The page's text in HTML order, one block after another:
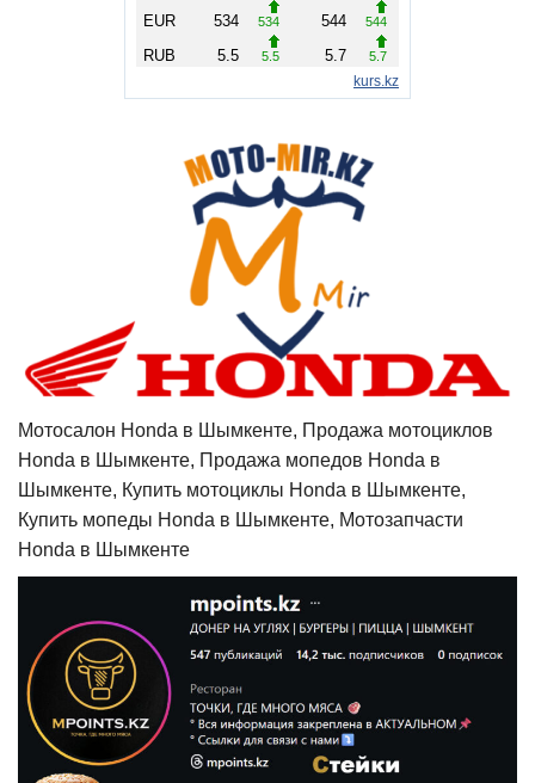
Мотосалон Honda в Шымкенте, Продажа мотоциклов
Honda в Шымкенте, Продажа мопедов Honda в
Шымкенте, Купить мотоциклы Honda в Шымкенте,
Купить мопеды Honda в Шымкенте, Мотозапчасти
Honda в Шымкенте